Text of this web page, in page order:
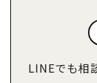
LINEでも相